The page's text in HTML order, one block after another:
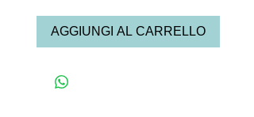
AGGIUNGI AL CARRELLO